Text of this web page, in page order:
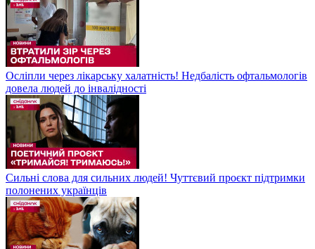
Осліпли через лікарську халатність! Недбалість офтальмологів
довела людей до інвалідності
Сильні слова для сильних людей! Чуттєвий проєкт підтримки
полонених українців